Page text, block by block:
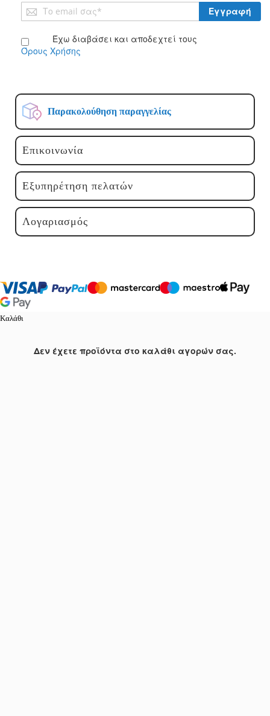
Παρακολούθηση παραγγελίας
Επικοινωνία
Εξυπηρέτηση πελατών
Λογαριασμός
Εγγραφή
στο
Δελτίο: Έχω διαβάσει και αποδεχτεί τους
Όρους Χρήσης
Εγγραφή
Καλάθι
Δεν έχετε προϊόντα στο καλάθι αγορών σας.